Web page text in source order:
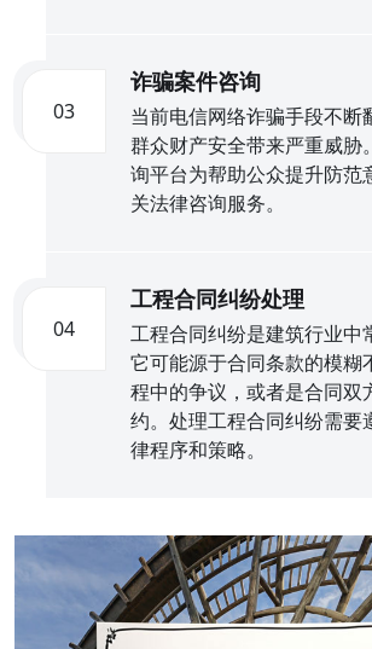
03
诈骗案件咨询
当前电信网络诈骗手段不断
群众财产安全带来严重威胁
询平台为帮助公众提升防范
关法律咨询服务。
04
工程合同纠纷处理
工程合同纠纷是建筑行业中
它可能源于合同条款的模糊
程中的争议，或者是合同双
约。处理工程合同纠纷需要
律程序和策略。